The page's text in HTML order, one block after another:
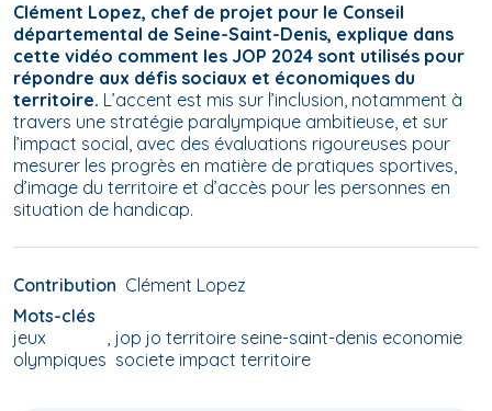
Clément Lopez, chef de projet pour le Conseil
départemental de Seine-Saint-Denis, explique dans
cette vidéo comment les JOP 2024 sont utilisés pour
répondre aux défis sociaux et économiques du
territoire. L’accent est mis sur l’inclusion, notamment à
travers une stratégie paralympique ambitieuse, et sur
l’impact social, avec des évaluations rigoureuses pour
mesurer les progrès en matière de pratiques sportives,
d’image du territoire et d’accès pour les personnes en
situation de handicap.
Contribution Clément Lopez
Mots-clés
jeux
olympiques
jop jo territoire seine-saint-denis economie
societe impact territoire